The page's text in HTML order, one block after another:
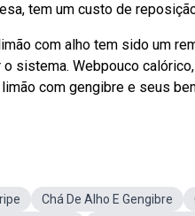
tem um custo de
com alho tem sido um
o sistema. Webpouco
com gengibre e seus
Chá De Alho E Gengibre